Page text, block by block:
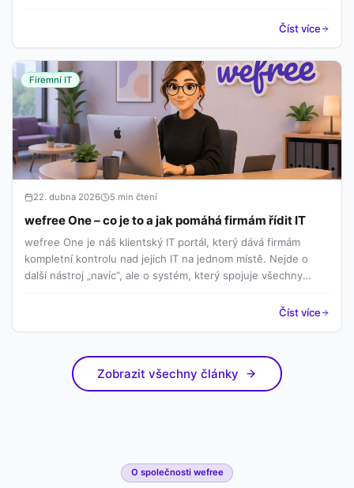
Číst více
Firemní IT
22. dubna 2026 5 min čtení
wefree One – co je to a jak pomáhá firmám řídit IT
wefree One je náš klientský IT portál, který dává firmám
kompletní kontrolu nad jejich IT na jednom místě. Nejde o
další nástroj „navíc“, ale o systém, který spojuje všechny
Číst více
Zobrazit všechny články
O společnosti wefree